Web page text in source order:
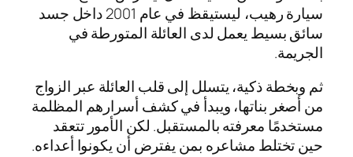
سيارة رهيب، ليستيقظ في عام 2001 داخل جسد
سائق بسيط يعمل لدى العائلة المتورطة في
الجريمة.
ثم وبخطة ذكية، يتسلل إلى قلب العائلة عبر الزواج
من أصغر بناتها، ويبدأ في كشف أسرارهم المظلمة
مستخدمًا معرفته بالمستقبل. لكن الأمور تتعقد
حين تختلط مشاعره بمن يفترض أن يكونوا أعداءه.